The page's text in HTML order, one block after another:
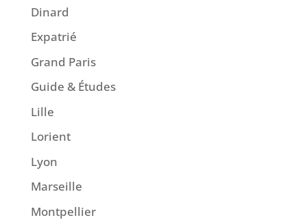
Dinard
Expatrié
Grand Paris
Guide & Études
Lille
Lorient
Lyon
Marseille
Montpellier